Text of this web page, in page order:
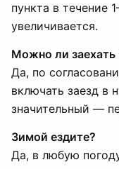
пункта в течение
увеличивается.
Можно ли
Да, по
включать заезд в
значительный —
Зимой ездите?
Да, в любую